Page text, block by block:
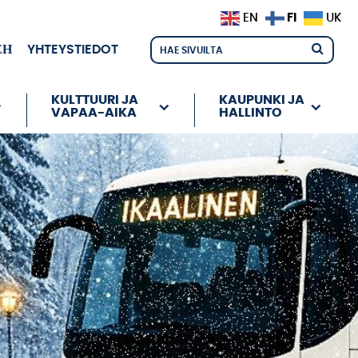
YHTEYSTIEDOT
KULTTUURI JA
VAPAA-AIKA
KAUPUNKI JA
HALLINTO
EN FI UK